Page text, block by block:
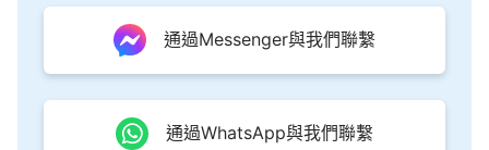
準了，這都是人的難辦之處。没接受這步新的作工以
前，你們多數人所走的路都是在以往那些屬靈人的基
以你們就定不準到底對不對了。我不管你以前所走的
通過Messenger與我們聯繫
通過WhatsApp與我們聯繫